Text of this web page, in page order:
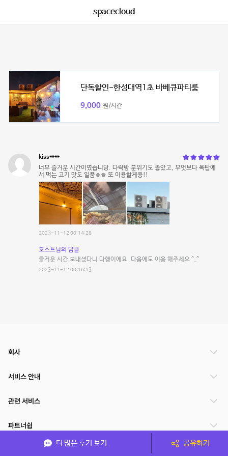
spacecloud
단독할인-한성대역1초 바베큐파티룸
9,000 원/시간
kiss****
너무 즐거운 시간이였습니당. 다락방 분위기도 좋았고, 무엇보다 옥탑에
서 먹는 고기 맛도 일품ㅎㅎ 또 이용할게용!!
2023-11-12 00:14:28
호스트님의 답글
즐거운 시간 보내셨다니 다행이에요. 다음에도 이용 해주세요 ^_^
2023-11-12 00:16:13
더 많은 후기 보기 공유하기
회사
서비스 안내
관련 서비스
파트너쉽
서비스 제공 국가